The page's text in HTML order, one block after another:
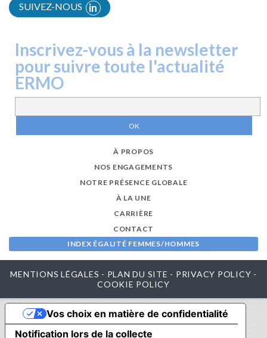
SUIVEZ-NOUS in
Inscrivez-vous à la newsletter
pour suivre toute l'actualité
ERMO
À PROPOS
NOS ENGAGEMENTS
NOTRE PRÉSENCE GLOBALE
À LA UNE
CARRIÈRE
CONTACT
INDEX ÉGALITÉ FEMMES/HOMMES
MENTIONS LÉGALES - PLAN DU SITE - PRIVACY POLICY -
COOKIE POLICY
Notification lors de la collecte
Vos choix en matière de confidentialité